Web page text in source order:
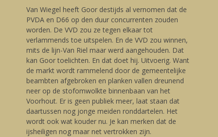
Van Wiegel heeft Goor destijds al vernomen dat de
PVDA en D66 op den duur concurrenten zouden
worden. De VVD zou ze tegen elkaar tot
verlammends toe uitspelen. En de VVD zou winnen,
mits de lijn-Van Riel maar werd aangehouden. Dat
kan Goor toelichten. En dat doet hij. Uitvoerig. Want
de markt wordt rammelend door de gemeentelijke
beambten afgebroken en planken vallen dreunend
neer op de stofomwolkte binnenbaan van het
Voorhout. Er is geen publiek meer, laat staan dat
daartussen nog jonge meiden ronddartelen. Het
wordt ook wat kouder nu. Je kan merken dat de
ijsheiligen nog maar net vertrokken zijn.